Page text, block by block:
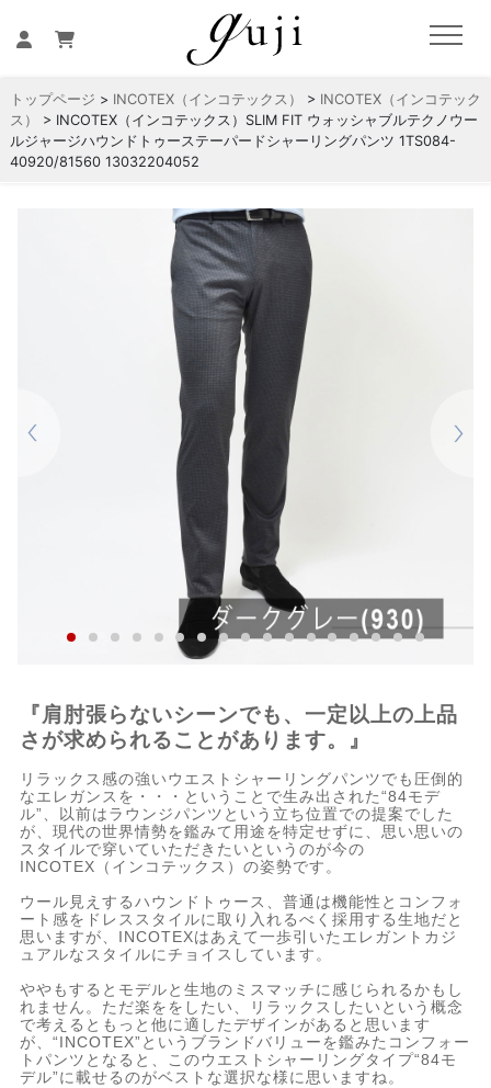
トップページ > INCOTEX（インコテックス） > INCOTEX（インコテック
ス）
> INCOTEX（インコテックス）SLIM FIT ウォッシャブルテクノウー
ルジャージハウンドトゥーステーパードシャーリングパンツ 1TS084-
40920/81560 13032204052
『肩肘張らないシーンでも、一定以上の上品
さが求められることがあります。』
リラックス感の強いウエストシャーリングパンツでも圧倒的
なエレガンスを・・・ということで生み出された“84モデ
ル”、以前はラウンジパンツという立ち位置での提案でした
が、現代の世界情勢を鑑みて用途を特定せずに、思い思いの
スタイルで穿いていただきたいというのが今の
INCOTEX（インコテックス）の姿勢です。
ウール見えするハウンドトゥース、普通は機能性とコンフォ
ート感をドレススタイルに取り入れるべく採用する生地だと
思いますが、INCOTEXはあえて一歩引いたエレガントカジ
ュアルなスタイルにチョイスしています。
ややもするとモデルと生地のミスマッチに感じられるかもし
れません。ただ楽ををしたい、リラックスしたいという概念
で考えるともっと他に適したデザインがあると思います
が、“INCOTEX”というブランドバリューを鑑みたコンフォー
トパンツとなると、このウエストシャーリングタイプ“84モ
デル”に載せるのがベストな選択な様に思いますね。